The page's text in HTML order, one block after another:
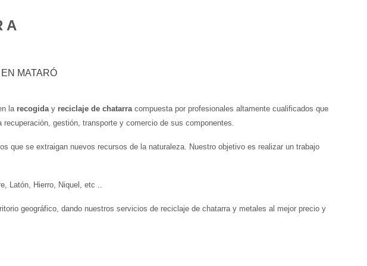
MATARÓ
la recogida y reciclaje de chatarra compuesta por profesionales altamente cualificados que
gestión, transporte y comercio de sus componentes.
que se extraigan nuevos recursos de la naturaleza. Nuestro objetivo es realizar un trabajo
Latón, Hierro, Niquel, etc ..
geográfico, dando nuestros servicios de reciclaje de chatarra y metales al mejor precio y